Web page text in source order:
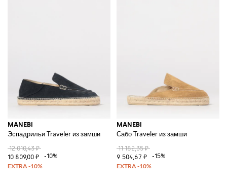
MANEBI
Эспадрильи Traveler из замши
12 010,43 ₽
10 809,00 ₽
-10%
MANEBI
Сабо Traveler из замши
11 182,35 ₽
9 504,67 ₽
-15%